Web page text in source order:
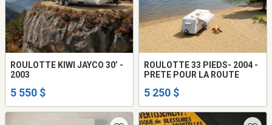
ROULOTTE KIWI JAYCO 30’ -
2003
5 550 $
ROULOTTE 33 PIEDS- 2004 -
PRETE POUR LA ROUTE
5 250 $